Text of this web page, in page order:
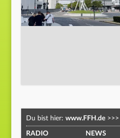
Du bist hier: www.FFH.de >>>
RADIO NEWS